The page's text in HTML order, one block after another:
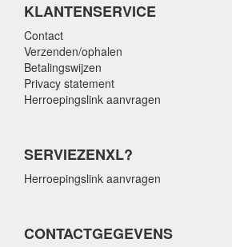
KLANTENSERVICE
Contact
Verzenden/ophalen
Betalingswijzen
Privacy statement
Herroepingslink aanvragen
SERVIEZENXL?
Herroepingslink aanvragen
CONTACTGEGEVENS